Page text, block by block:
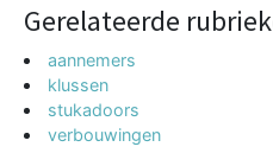
Gerelateerde
aannemers
klussen
stukadoors
verbouwingen